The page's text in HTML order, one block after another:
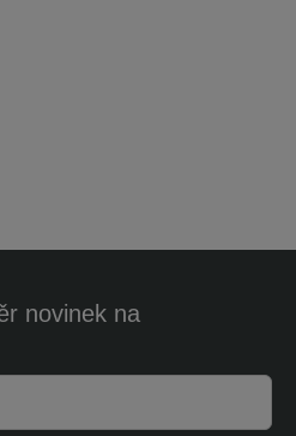
novinek na